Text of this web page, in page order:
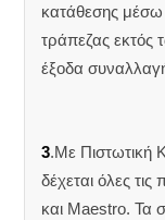
κατάθεσης
τράπεζας
έξοδα
3.Με Πιστωτική
δέχεται όλες
και Maestro. Τα